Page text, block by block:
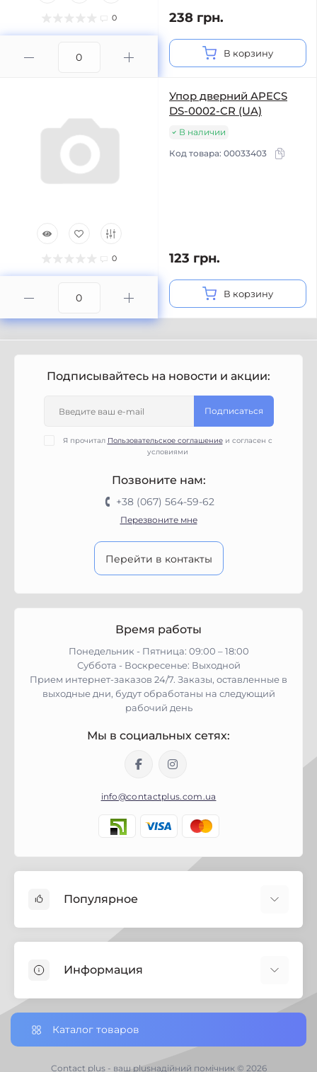
0 238 грн.
В корзину
0
Упор дверний APECS
DS-0002-CR (UA)
В наличии
Код товара: 00033403
123 грн.
В корзину
Подписывайтесь на новости и акции:
Подписаться
Я прочитал Пользовательское соглашениеи согласен с
условиями
Позвоните нам:
+38 (067) 564-59-62
Перезвоните мне
Перейти в контакты
Время работы
Понедельник - Пятница: 09:00 – 18:00
Суббота - Воскресенье: Выходной
Прием интернет-заказов 24/7. Заказы, оставленные в
выходные дни, будут обработаны на следующий
рабочий день
Мы в социальных сетях:
info@contactplus.com.ua
Популярное
Биозащита
Строительная химия
Замки
Петли дверные
Информация
Настройки сookie-файлов
Доставка заказов по Украине
Доставка по Черниговской обл.
Каталог товаров
Contact plus - ваш plusнадійний помічник © 2026